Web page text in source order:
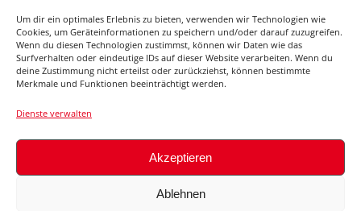
Um dir ein optimales Erlebnis zu bieten, verwenden wir Technologien wie
Cookies, um Geräteinformationen zu speichern und/oder darauf zuzugreifen.
Wenn du diesen Technologien zustimmst, können wir Daten wie das
Surfverhalten oder eindeutige IDs auf dieser Website verarbeiten. Wenn du
deine Zustimmung nicht erteilst oder zurückziehst, können bestimmte
Merkmale und Funktionen beeinträchtigt werden.
Dienste verwalten
Akzeptieren
Ablehnen
ABFLUSS ROSENHEIM O.D.
MANGFALLMÜNDUNG / INN
Haftungsauschluss Datenschutzerklärung